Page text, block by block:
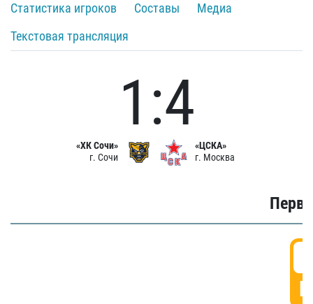
Статистика игроков
Составы
Медиа
Текстовая трансляция
«ХК Сочи»
г. Сочи
1:4
«ЦСКА»
г. Москва